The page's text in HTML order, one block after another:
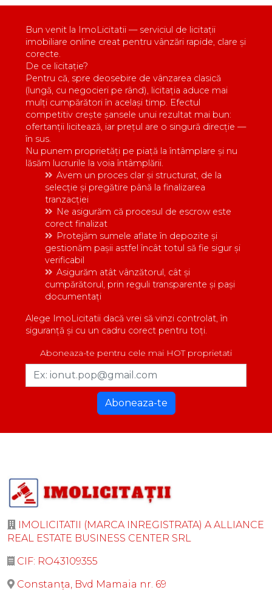
Bun venit la ImoLicitatii — serviciul de licitații
imobiliare online creat pentru vânzări rapide, clare și
corecte.
De ce licitație?
Pentru că, spre deosebire de vânzarea clasică
(lungă, cu negocieri pe rând), licitația aduce mai
mulți cumpărători în același timp. Efectul
competitiv crește șansele unui rezultat mai bun:
ofertanții licitează, iar prețul are o singură direcție —
în sus.
Nu punem proprietăți pe piață la întâmplare și nu
lăsăm lucrurile la voia întâmplării.
Avem un proces clar și structurat, de la
selecție și pregătire până la finalizarea
tranzacției
Ne asigurăm că procesul de escrow este
corect finalizat
Protejăm sumele aflate în depozite și
gestionăm pașii astfel încât totul să fie sigur și
verificabil
Asigurăm atât vânzătorul, cât și
cumpărătorul, prin reguli transparente și pași
documentați
Alege ImoLicitatii dacă vrei să vinzi controlat, în
siguranță și cu un cadru corect pentru toți.
Aboneaza-te pentru cele mai HOT proprietati
Aboneaza-te
IMOLICITATII (MARCA INREGISTRATA) A ALLIANCE
REAL ESTATE BUSINESS CENTER SRL
CIF: RO43109355
Constanța, Bvd Mamaia nr. 69